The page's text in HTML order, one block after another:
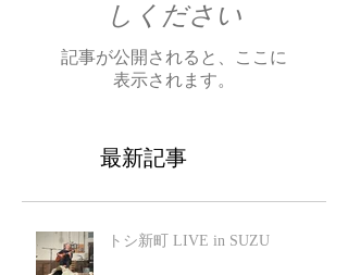
しください
記事が公開されると、ここに
表示されます。
最新記事
トシ新町 LIVE in SUZU